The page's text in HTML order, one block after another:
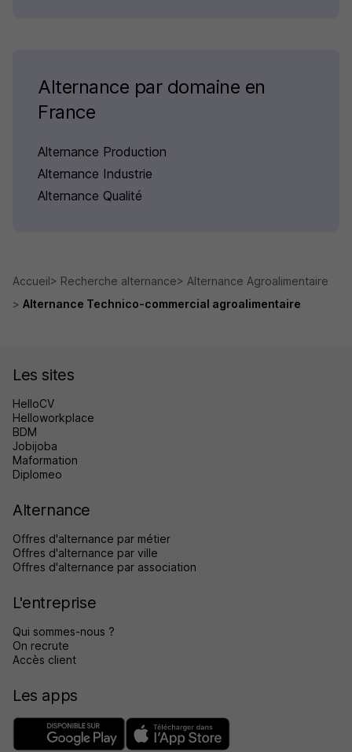
Alternance par domaine en
France
Alternance Production
Alternance Industrie
Alternance Qualité
Accueil Recherche alternance
Alternance Agroalimentaire
Alternance Technico-commercial agroalimentaire
Les sites
HelloCV
Helloworkplace
BDM
Jobijoba
Maformation
Diplomeo
Alternance
Offres d'alternance par métier
Offres d'alternance par ville
Offres d'alternance par association
L'entreprise
Qui sommes-nous ?
On recrute
Accès client
Les apps